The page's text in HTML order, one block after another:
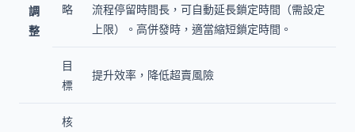
調
整
略
流程停留時間長，可自動延長鎖定時間（需設定
上限）。高併發時，適當縮短鎖定時間。
目
標
提升效率，降低超賣風險
核